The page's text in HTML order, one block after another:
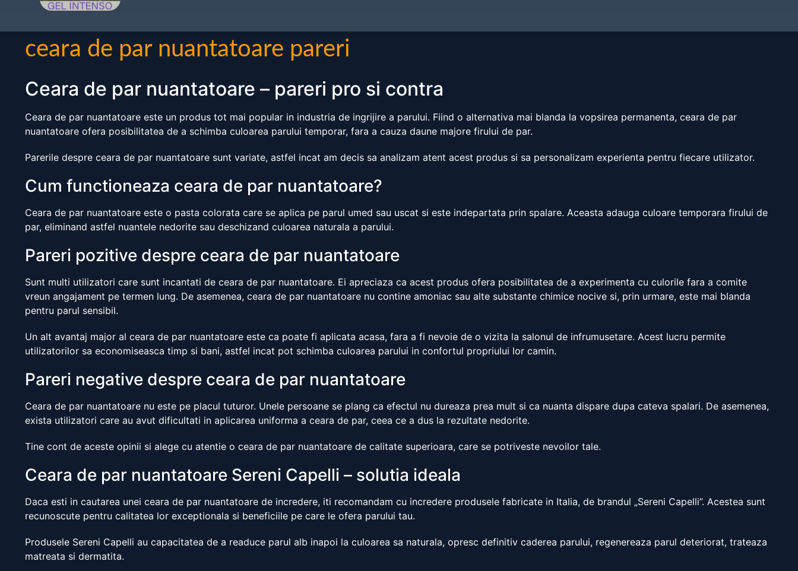
ceara de par nuantatoare pareri
Ceara de par nuantatoare – pareri pro si contra
Ceara de par nuantatoare este un produs tot mai popular in industria de ingrijire a parului. Fiind o alternativa mai blanda la vopsirea permanenta, ceara de par
nuantatoare ofera posibilitatea de a schimba culoarea parului temporar, fara a cauza daune majore firului de par.
Parerile despre ceara de par nuantatoare sunt variate, astfel incat am decis sa analizam atent acest produs si sa personalizam experienta pentru fiecare utilizator.
Cum functioneaza ceara de par nuantatoare?
Ceara de par nuantatoare este o pasta colorata care se aplica pe parul umed sau uscat si este indepartata prin spalare. Aceasta adauga culoare temporara firului de
par, eliminand astfel nuantele nedorite sau deschizand culoarea naturala a parului.
Pareri pozitive despre ceara de par nuantatoare
Sunt multi utilizatori care sunt incantati de ceara de par nuantatoare. Ei apreciaza ca acest produs ofera posibilitatea de a experimenta cu culorile fara a comite
vreun angajament pe termen lung. De asemenea, ceara de par nuantatoare nu contine amoniac sau alte substante chimice nocive si, prin urmare, este mai blanda
pentru parul sensibil.
Un alt avantaj major al ceara de par nuantatoare este ca poate fi aplicata acasa, fara a fi nevoie de o vizita la salonul de infrumusetare. Acest lucru permite
utilizatorilor sa economiseasca timp si bani, astfel incat pot schimba culoarea parului in confortul propriului lor camin.
Pareri negative despre ceara de par nuantatoare
Ceara de par nuantatoare nu este pe placul tuturor. Unele persoane se plang ca efectul nu dureaza prea mult si ca nuanta dispare dupa cateva spalari. De asemenea,
exista utilizatori care au avut dificultati in aplicarea uniforma a ceara de par, ceea ce a dus la rezultate nedorite.
Tine cont de aceste opinii si alege cu atentie o ceara de par nuantatoare de calitate superioara, care se potriveste nevoilor tale.
Ceara de par nuantatoare Sereni Capelli – solutia ideala
Daca esti in cautarea unei ceara de par nuantatoare de incredere, iti recomandam cu incredere produsele fabricate in Italia, de brandul „Sereni Capelli”. Acestea sunt
recunoscute pentru calitatea lor exceptionala si beneficiile pe care le ofera parului tau.
Produsele Sereni Capelli au capacitatea de a readuce parul alb inapoi la culoarea sa naturala, opresc definitiv caderea parului, regenereaza parul deteriorat, trateaza
matreata si dermatita.